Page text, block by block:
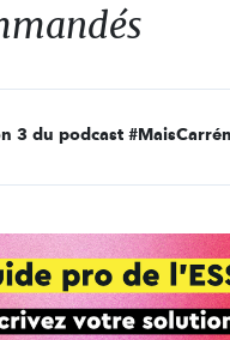
3 du podcast